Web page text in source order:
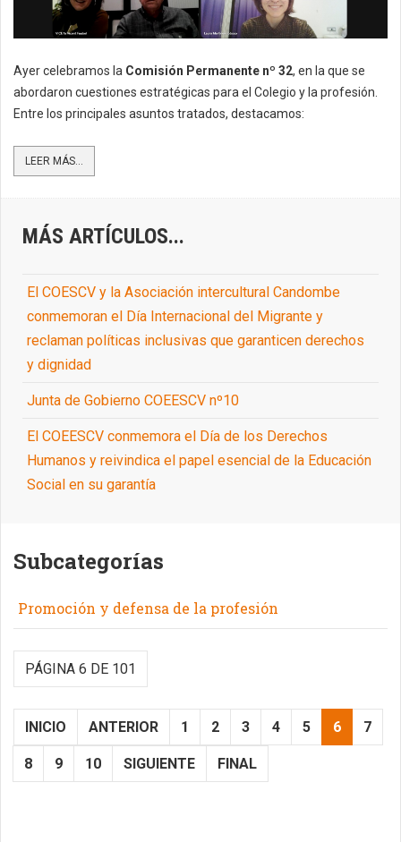
Ayer celebramos la Comisión Permanente nº 32, en la que se
abordaron cuestiones estratégicas para el Colegio y la profesión.
Entre los principales asuntos tratados, destacamos:
LEER MÁS...
MÁS ARTÍCULOS...
El COESCV y la Asociación intercultural Candombe
conmemoran el Día Internacional del Migrante y
reclaman políticas inclusivas que garanticen derechos
y dignidad
Junta de Gobierno COEESCV nº10
El COEESCV conmemora el Día de los Derechos
Humanos y reivindica el papel esencial de la Educación
Social en su garantía
Subcategorías
Promoción y defensa de la profesión
PÁGINA 6 DE 101
INICIO ANTERIOR 1 2 3 4 5 6 7
8 9 10 SIGUIENTE FINAL